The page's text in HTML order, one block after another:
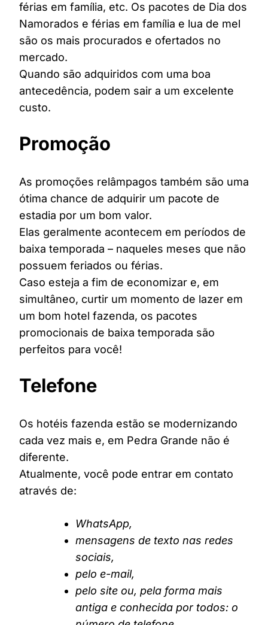
férias em família, etc. Os pacotes de Dia dos
Namorados e férias em família e lua de mel
são os mais procurados e ofertados no
mercado.
Quando são adquiridos com uma boa
antecedência, podem sair a um excelente
custo.
Promoção
As promoções relâmpagos também são uma
ótima chance de adquirir um pacote de
estadia por um bom valor.
Elas geralmente acontecem em períodos de
baixa temporada – naqueles meses que não
possuem feriados ou férias.
Caso esteja a fim de economizar e, em
simultâneo, curtir um momento de lazer em
um bom hotel fazenda, os pacotes
promocionais de baixa temporada são
perfeitos para você!
Telefone
Os hotéis fazenda estão se modernizando
cada vez mais e, em Pedra Grande não é
diferente.
Atualmente, você pode entrar em contato
através de:
WhatsApp,
mensagens de texto nas redes
sociais,
pelo e-mail,
pelo site ou, pela forma mais
antiga e conhecida por todos: o